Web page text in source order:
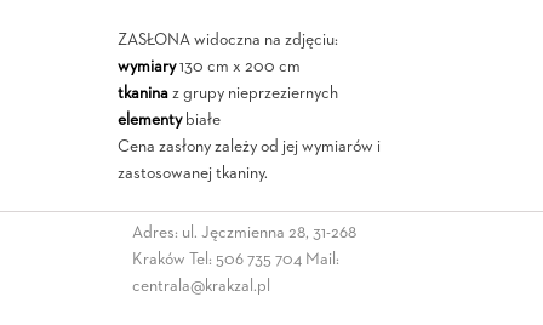
ZASŁONA widoczna na zdjęciu:
wymiary130 cm x 200 cm
tkaninaz grupy nieprzeziernych
elementybiałe
Cena zasłony zależy od jej wymiarów i
zastosowanej tkaniny.
Adres: ul. Jęczmienna 28, 31-268
Kraków Tel: 506 735 704 Mail:
centrala@krakzal.pl